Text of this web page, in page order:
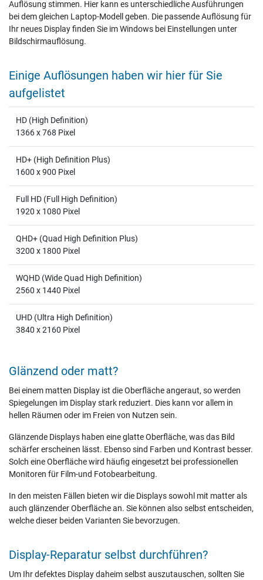
Auflösung stimmen. Hier kann es unterschiedliche Ausführungen
bei dem gleichen Laptop-Modell geben. Die passende Auflösung für
Ihr neues Display finden Sie im Windows bei Einstellungen unter
Bildschirmauflösung.
Einige Auflösungen haben wir hier für Sie
aufgelistet
HD (High Definition)
1366 x 768 Pixel
HD+ (High Definition Plus)
1600 x 900 Pixel
Full HD (Full High Definition)
1920 x 1080 Pixel
QHD+ (Quad High Definition Plus)
3200 x 1800 Pixel
WQHD (Wide Quad High Definition)
2560 x 1440 Pixel
UHD (Ultra High Definition)
3840 x 2160 Pixel
Glänzend oder matt?
Bei einem matten Display ist die Oberfläche angeraut, so werden
Spiegelungen im Display stark reduziert. Dies kann vor allem in
hellen Räumen oder im Freien von Nutzen sein.
Glänzende Displays haben eine glatte Oberfläche, was das Bild
schärfer erscheinen lässt. Ebenso sind Farben und Kontrast besser.
Solch eine Oberfläche wird häufig eingesetzt bei professionellen
Monitoren für Film-und Fotobearbeitung.
In den meisten Fällen bieten wir die Displays sowohl mit matter als
auch glänzender Oberfläche an. Sie können also selbst entscheiden,
welche dieser beiden Varianten Sie bevorzugen.
Display-Reparatur selbst durchführen?
Um Ihr defektes Display daheim selbst auszutauschen, sollten Sie